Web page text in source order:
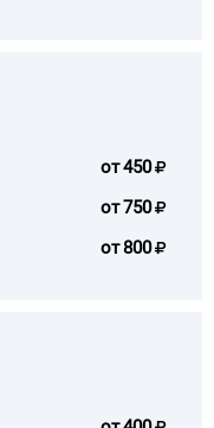
от450
от750
от800